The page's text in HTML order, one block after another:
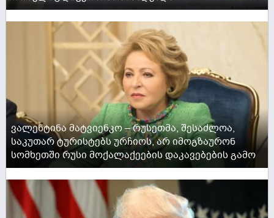
ვალენტინა მატვიენკო – რუსეთმა, შესაძლოა,
საკუთარ ტურისტებს ურჩიოს, არ იმოგზაურონ
სომხეთში რუსი მოქალაქეების დაკავებების გამო